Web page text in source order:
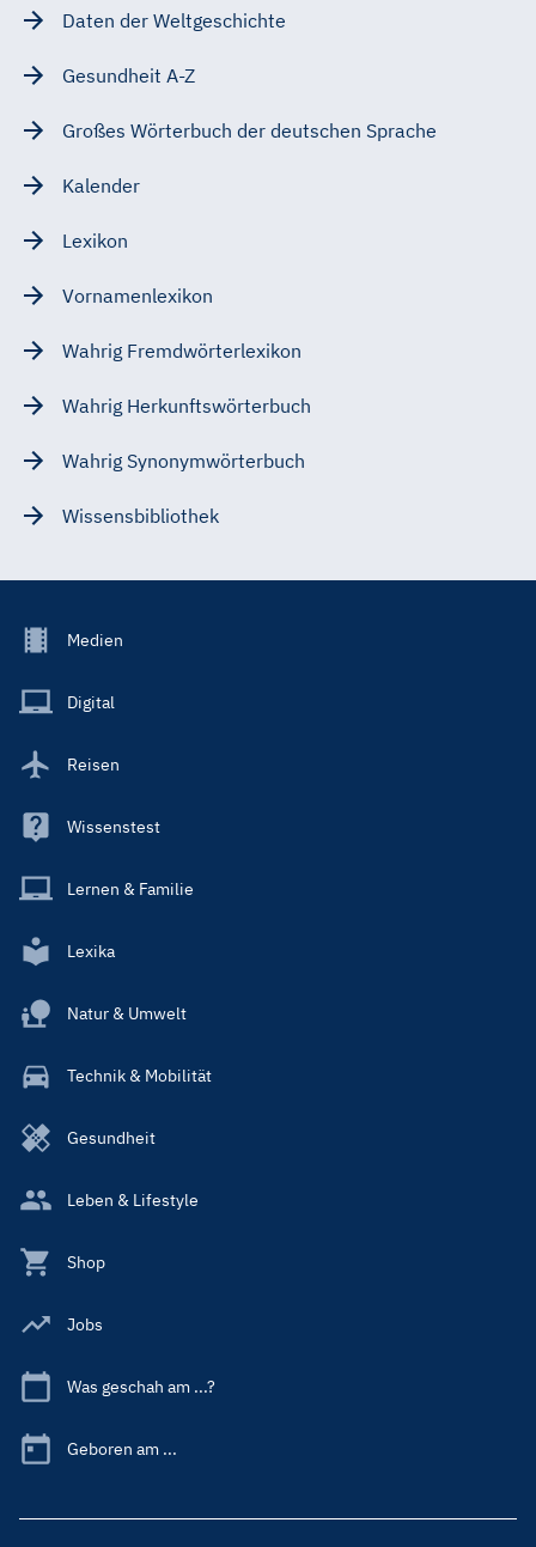
Daten der Weltgeschichte
Gesundheit A-Z
Großes Wörterbuch der deutschen Sprache
Kalender
Lexikon
Vornamenlexikon
Wahrig Fremdwörterlexikon
Wahrig Herkunftswörterbuch
Wahrig Synonymwörterbuch
Wissensbibliothek
Footer
Main
Medien
Digital
Reisen
Wissenstest
Lernen & Familie
Lexika
Natur & Umwelt
Technik & Mobilität
Gesundheit
Leben & Lifestyle
Shop
Jobs
Was geschah am ...?
Geboren am ...